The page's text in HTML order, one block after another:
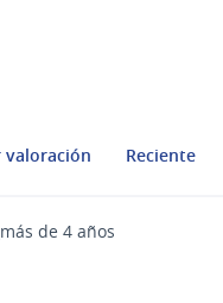
valoración Reciente
más de 4 años